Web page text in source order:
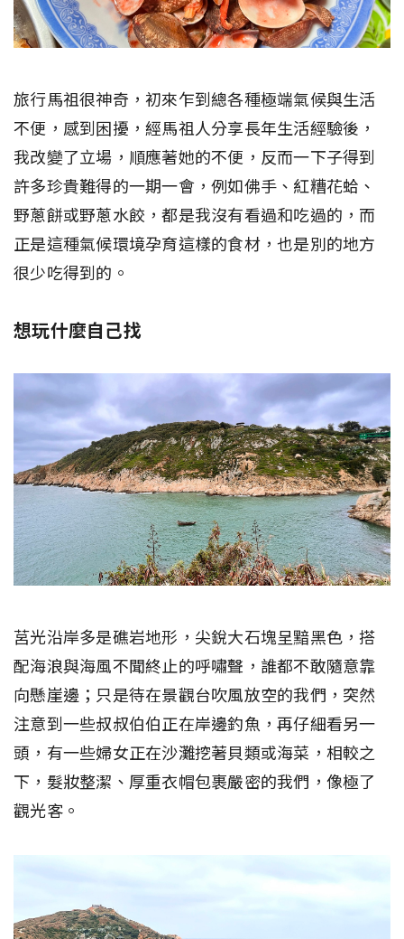
旅行馬祖很神奇，初來乍到總各種極端氣候與生活
不便，感到困擾，經馬祖人分享長年生活經驗後，
我改變了立場，順應著她的不便，反而一下子得到
許多珍貴難得的一期一會，例如佛手、紅糟花蛤、
野蔥餅或野蔥水餃，都是我沒有看過和吃過的，而
正是這種氣候環境孕育這樣的食材，也是別的地方
很少吃得到的。
想玩什麼自己找
莒光沿岸多是礁岩地形，尖銳大石塊呈黯黑色，搭
配海浪與海風不聞終止的呼嘯聲，誰都不敢隨意靠
向懸崖邊；只是待在景觀台吹風放空的我們，突然
注意到一些叔叔伯伯正在岸邊釣魚，再仔細看另一
頭，有一些婦女正在沙灘挖著貝類或海菜，相較之
下，髮妝整潔、厚重衣帽包裹嚴密的我們，像極了
觀光客。